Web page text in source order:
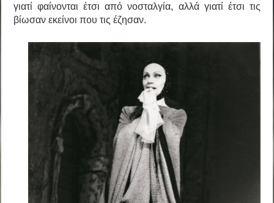
γιατί φαίνονται έτσι από νοσταλγία, αλλά γιατί έτσι τις
βίωσαν εκείνοι που τις έζησαν.